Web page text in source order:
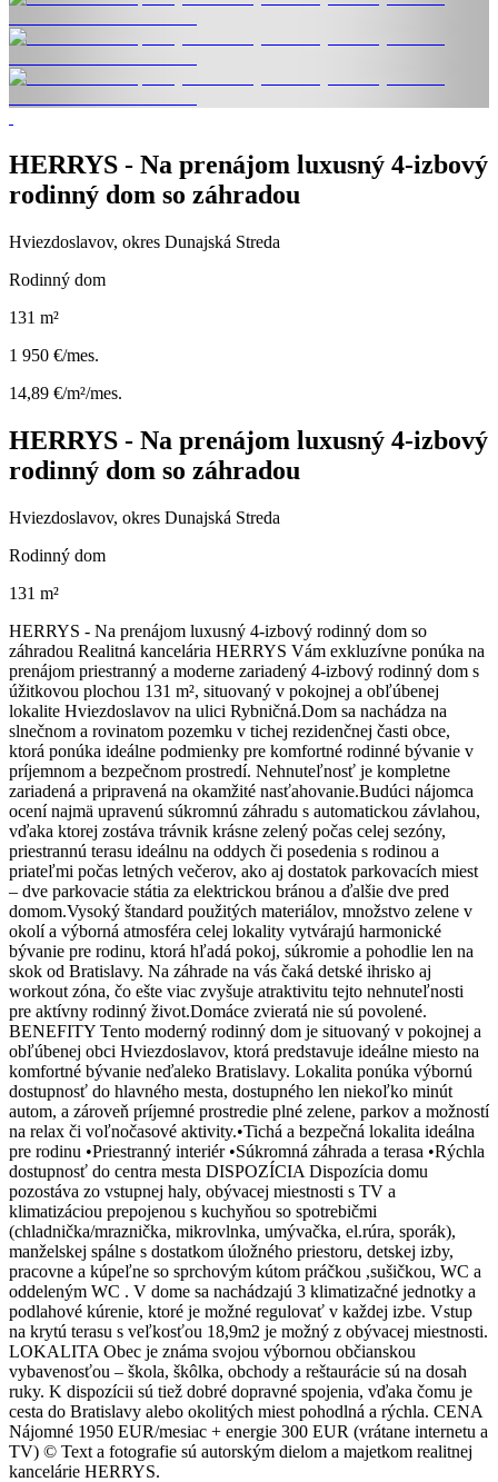
HERRYS - Na prenájom luxusný 4-izbový
rodinný dom so záhradou
Hviezdoslavov, okres Dunajská Streda
Rodinný dom
131 m²
1 950 €/mes.
14,89 €/m²/mes.
HERRYS - Na prenájom luxusný 4-izbový
rodinný dom so záhradou
Hviezdoslavov, okres Dunajská Streda
Rodinný dom
131 m²
HERRYS - Na prenájom luxusný 4-izbový rodinný dom so
záhradou Realitná kancelária HERRYS Vám exkluzívne ponúka na
prenájom priestranný a moderne zariadený 4-izbový rodinný dom s
úžitkovou plochou 131 m², situovaný v pokojnej a obľúbenej
lokalite Hviezdoslavov na ulici Rybničná.Dom sa nachádza na
slnečnom a rovinatom pozemku v tichej rezidenčnej časti obce,
ktorá ponúka ideálne podmienky pre komfortné rodinné bývanie v
príjemnom a bezpečnom prostredí. Nehnuteľnosť je kompletne
zariadená a pripravená na okamžité nasťahovanie.Budúci nájomca
ocení najmä upravenú súkromnú záhradu s automatickou závlahou,
vďaka ktorej zostáva trávnik krásne zelený počas celej sezóny,
priestrannú terasu ideálnu na oddych či posedenia s rodinou a
priateľmi počas letných večerov, ako aj dostatok parkovacích miest
– dve parkovacie státia za elektrickou bránou a ďalšie dve pred
domom.Vysoký štandard použitých materiálov, množstvo zelene v
okolí a výborná atmosféra celej lokality vytvárajú harmonické
bývanie pre rodinu, ktorá hľadá pokoj, súkromie a pohodlie len na
skok od Bratislavy. Na záhrade na vás čaká detské ihrisko aj
workout zóna, čo ešte viac zvyšuje atraktivitu tejto nehnuteľnosti
pre aktívny rodinný život.Domáce zvieratá nie sú povolené.
BENEFITY Tento moderný rodinný dom je situovaný v pokojnej a
obľúbenej obci Hviezdoslavov, ktorá predstavuje ideálne miesto na
komfortné bývanie neďaleko Bratislavy. Lokalita ponúka výbornú
dostupnosť do hlavného mesta, dostupného len niekoľko minút
autom, a zároveň príjemné prostredie plné zelene, parkov a možností
na relax či voľnočasové aktivity.•Tichá a bezpečná lokalita ideálna
pre rodinu •Priestranný interiér •Súkromná záhrada a terasa •Rýchla
dostupnosť do centra mesta DISPOZÍCIA Dispozícia domu
pozostáva zo vstupnej haly, obývacej miestnosti s TV a
klimatizáciou prepojenou s kuchyňou so spotrebičmi
(chladnička/mraznička, mikrovlnka, umývačka, el.rúra, sporák),
manželskej spálne s dostatkom úložného priestoru, detskej izby,
pracovne a kúpeľne so sprchovým kútom práčkou ,sušičkou, WC a
oddeleným WC . V dome sa nachádzajú 3 klimatizačné jednotky a
podlahové kúrenie, ktoré je možné regulovať v každej izbe. Vstup
na krytú terasu s veľkosťou 18,9m2 je možný z obývacej miestnosti.
LOKALITA Obec je známa svojou výbornou občianskou
vybavenosťou – škola, škôlka, obchody a reštaurácie sú na dosah
ruky. K dispozícii sú tiež dobré dopravné spojenia, vďaka čomu je
cesta do Bratislavy alebo okolitých miest pohodlná a rýchla. CENA
Nájomné 1950 EUR/mesiac + energie 300 EUR (vrátane internetu a
TV) © Text a fotografie sú autorským dielom a majetkom realitnej
kancelárie HERRYS.